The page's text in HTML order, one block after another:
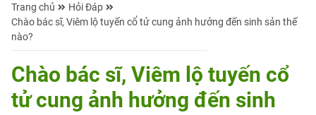
Trang chủ
Hỏi Đáp
Chào bác sĩ, Viêm lộ tuyến cổ tử cung ảnh hưởng đến sinh sản thế
nào?
Chào bác sĩ, Viêm lộ tuyến cổ
tử cung ảnh hưởng đến sinh